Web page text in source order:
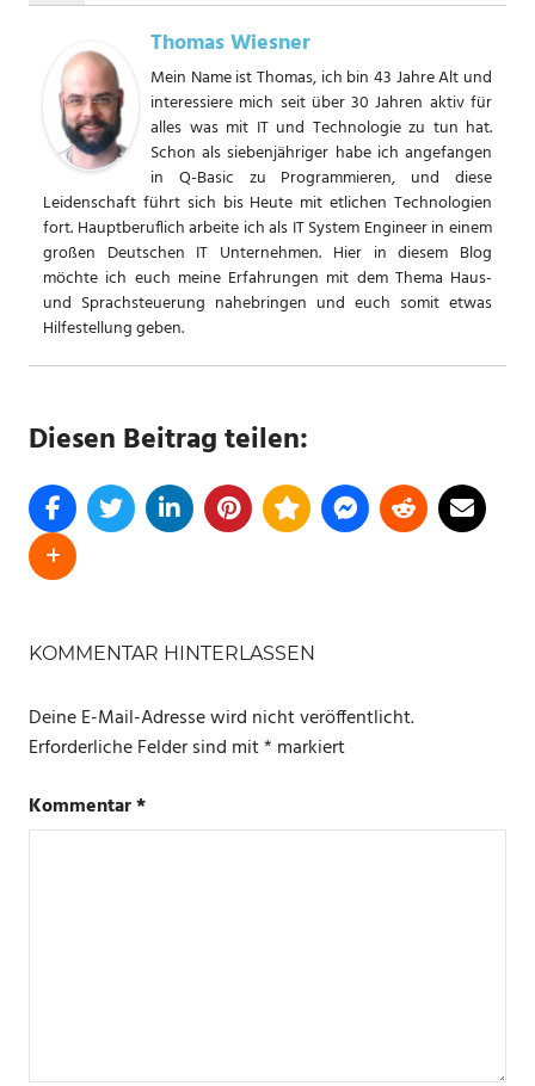
Thomas Wiesner
Mein Name ist Thomas, ich bin 43 Jahre Alt und
interessiere mich seit über 30 Jahren aktiv für
alles was mit IT und Technologie zu tun hat.
Schon als siebenjähriger habe ich angefangen
in Q-Basic zu Programmieren, und diese
Leidenschaft führt sich bis Heute mit etlichen Technologien
fort. Hauptberuflich arbeite ich als IT System Engineer in einem
großen Deutschen IT Unternehmen. Hier in diesem Blog
möchte ich euch meine Erfahrungen mit dem Thema Haus-
und Sprachsteuerung nahebringen und euch somit etwas
Hilfestellung geben.
Diesen Beitrag teilen:
ALEXA
ECHO
AUTO
KOMMENTAR HINTERLASSEN
Deine E-Mail-Adresse wird nicht veröffentlicht.
Erforderliche Felder sind mit* markiert
Kommentar*